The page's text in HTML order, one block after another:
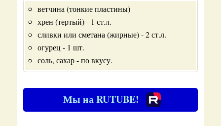
ветчина (тонкие пластины)
хрен (тертый) - 1 ст.л.
сливки или сметана (жирные) - 2 ст.л.
огурец - 1 шт.
соль, сахар - по вкусу.
Мы на RUTUBE!